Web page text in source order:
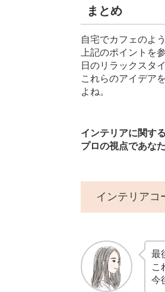
まとめ
自宅でカフェのよ
上記のポイントを
日のリラックスタ
これらのアイデア
よね。
インテリアに関す
プロの視点であな
インテリアコ
最
こ
今